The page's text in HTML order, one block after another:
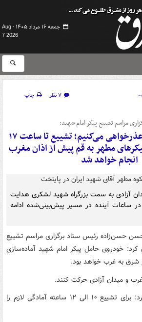
جمعه ۱۶ مرداد ۱۴۰۵ -
Aug
7 2026
۷ نظر
چاپ
مراسم تشییع پیکر امام شهید:
از مردم شرق تهران عذرخواهی می‌کنیم؛ تشییع تا ساعت ۱۷
مطهر به قم پیش از اذان مغرب
انجام خواهد شد
آزادی به سمت بزرگراه شهید لشکری هدایت
ساعات آینده در مسیر پیش‌بینی‌شده ادامه
حسن‌زاده رئیس ستاد برگزاری مراسم تشییع
کرد: خودروی حامل پیکر امام شهید آماده‌سازی
شرق به غرب خواهد بود.
و میدان آزادی حرکت کنند.
سردار حسن‌زاده عنوان کرد: برای تشییع ۱۰ الی ۱۲ ساعته آمادگی لازم را